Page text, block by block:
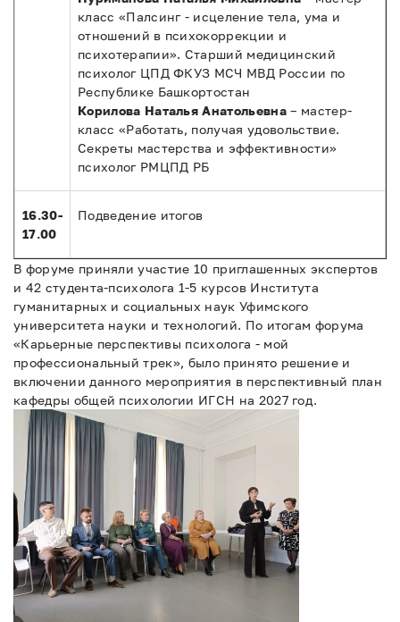
класс «Палсинг - исцеление тела, ума и
отношений в психокоррекции и
психотерапии». Старший медицинский
психолог ЦПД ФКУЗ МСЧ МВД России по
Республике Башкортостан
Корилова Наталья Анатольевна– мастер-
класс «Работать, получая удовольствие.
Секреты мастерства и эффективности»
психолог РМЦПД РБ
16.30-
17.00
Подведение итогов
В форуме приняли участие 10 приглашенных экспертов
и 42 студента-психолога 1-5 курсов Института
гуманитарных и социальных наук Уфимского
университета науки и технологий. По итогам форума
«Карьерные перспективы психолога - мой
профессиональный трек», было принято решение и
включении данного мероприятия в перспективный план
кафедры общей психологии ИГСН на 2027 год.